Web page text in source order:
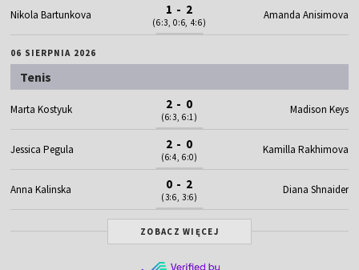
Nikola Bartunkova 1 - 2
(6:3, 0:6, 4:6)
Amanda Anisimova
06 SIERPNIA 2026
Tenis
Marta Kostyuk 2 - 0
(6:3, 6:1)
Madison Keys
Jessica Pegula 2 - 0
(6:4, 6:0)
Kamilla Rakhimova
Anna Kalinska 0 - 2
(3:6, 3:6)
Diana Shnaider
ZOBACZ WIĘCEJ